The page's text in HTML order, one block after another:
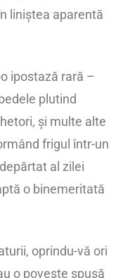
liniștea aparentă
ipostază rară –
plutind
și multe alte
frigul într-un
al zilei
o binemeritată
oprindu-vă ori
o poveste spusă